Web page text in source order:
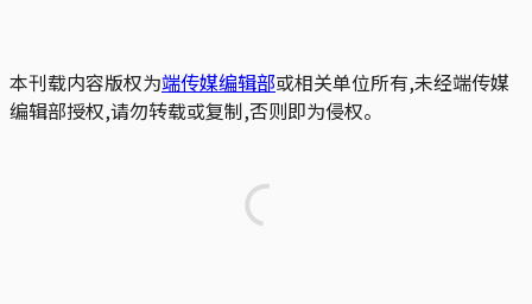
本刊载内容版权为端传媒编辑部或相关单位所有,未经端传媒
编辑部授权,请勿转载或复制,否则即为侵权。